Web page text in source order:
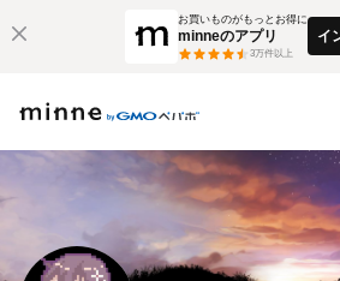
お買いものがもっとお得に
minneのアプリ
3万件以上
イ